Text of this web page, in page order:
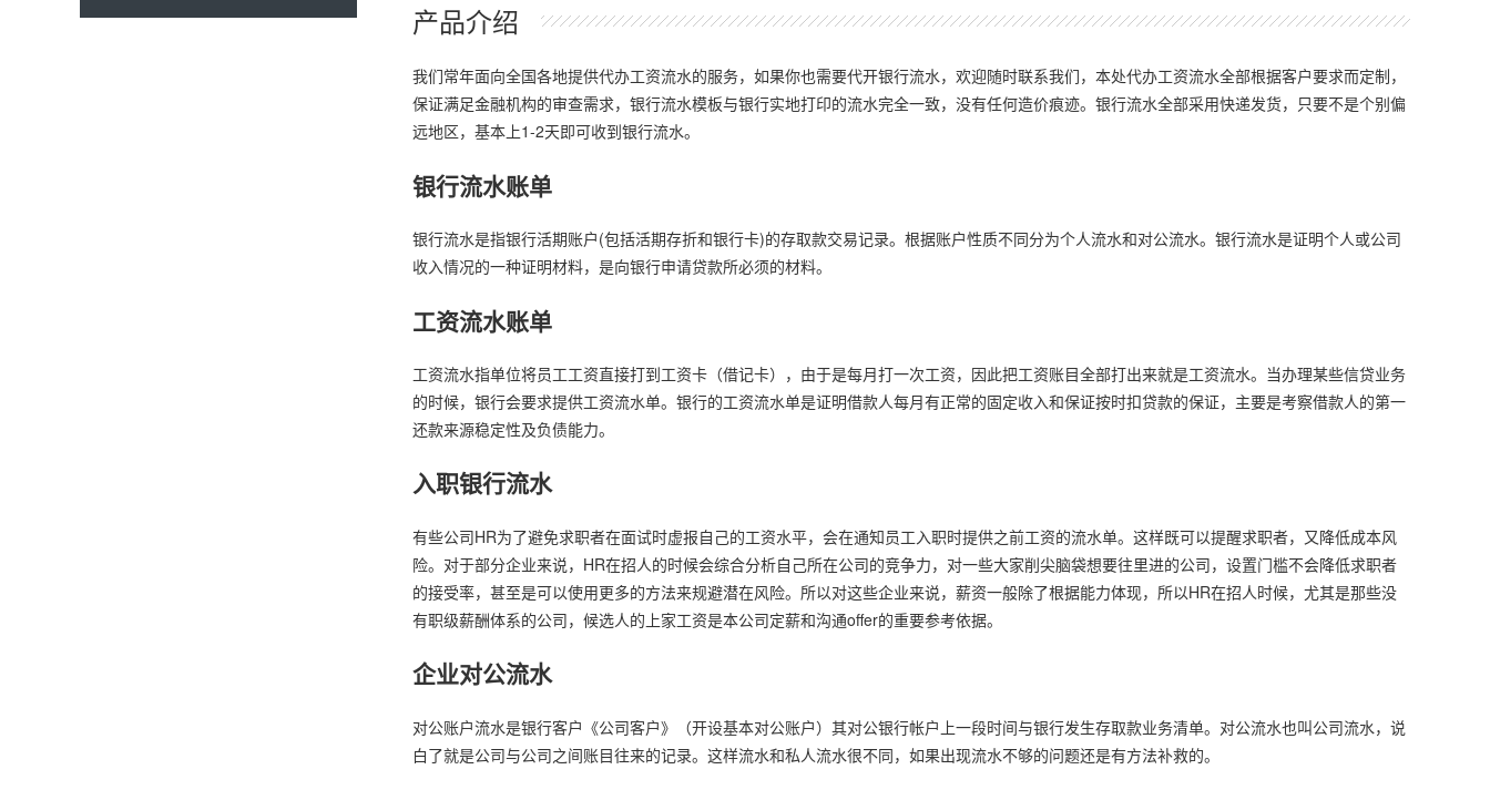
产品介绍
我们常年面向全国各地提供代办工资流水的服务，如果你也需要代开银行流水，欢迎随时联系我们，本处代办工资流水全部根据客户要求而定制，
保证满足金融机构的审查需求，银行流水模板与银行实地打印的流水完全一致，没有任何造价痕迹。银行流水全部采用快递发货，只要不是个别偏
远地区，基本上1-2天即可收到银行流水。
银行流水账单
银行流水是指银行活期账户(包括活期存折和银行卡)的存取款交易记录。根据账户性质不同分为个人流水和对公流水。银行流水是证明个人或公司
收入情况的一种证明材料，是向银行申请贷款所必须的材料。
工资流水账单
工资流水指单位将员工工资直接打到工资卡（借记卡），由于是每月打一次工资，因此把工资账目全部打出来就是工资流水。当办理某些信贷业务
的时候，银行会要求提供工资流水单。银行的工资流水单是证明借款人每月有正常的固定收入和保证按时扣贷款的保证，主要是考察借款人的第一
还款来源稳定性及负债能力。
入职银行流水
有些公司HR为了避免求职者在面试时虚报自己的工资水平，会在通知员工入职时提供之前工资的流水单。这样既可以提醒求职者，又降低成本风
险。对于部分企业来说，HR在招人的时候会综合分析自己所在公司的竞争力，对一些大家削尖脑袋想要往里进的公司，设置门槛不会降低求职者
的接受率，甚至是可以使用更多的方法来规避潜在风险。所以对这些企业来说，薪资一般除了根据能力体现，所以HR在招人时候，尤其是那些没
有职级薪酬体系的公司，候选人的上家工资是本公司定薪和沟通offer的重要参考依据。
企业对公流水
对公账户流水是银行客户《公司客户》（开设基本对公账户）其对公银行帐户上一段时间与银行发生存取款业务清单。对公流水也叫公司流水，说
白了就是公司与公司之间账目往来的记录。这样流水和私人流水很不同，如果出现流水不够的问题还是有方法补救的。